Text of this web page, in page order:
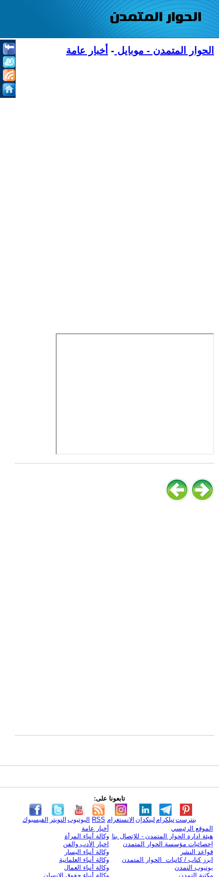
الحوار المتمدن - موبايل - أخبار عامة
تابعونا على:
الفيسبوك التويتر اليوتيوب RSS الانستغرام لينكدإن تيلكرامبنترست
الموقع الرئيسي
هيئة ادارة الحوار المتمدن - للإتصال بنا
إحصائيات مؤسسة الحوار المتمدن
قواعد النشر
ابرز كتاب / كاتبات الحوار المتمدن
يوتيوب التمدن
مكتبة التمدن
أخبار عامة
وكالة أنباء المرأة
اخبار الأدب والفن
وكالة أنباء اليسار
وكالة أنباء العلمانية
وكالة أنباء العمال
وكالة أنباء حقوق الإنسان